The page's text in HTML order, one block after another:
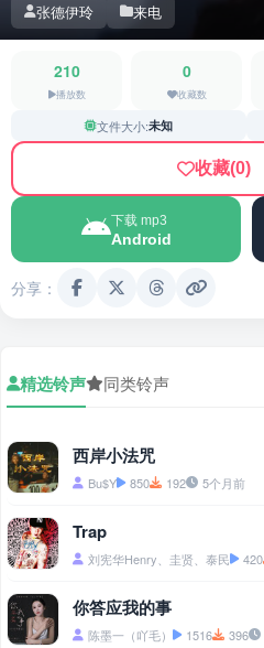
张德伊玲 来电
210
播放数
0
收藏数
文件大小:未知
收藏(0)
下载 mp3
Android
分享：
精选铃声 同类铃声
西岸小法咒
Bu$Y 850 192 5个月前
Trap
刘宪华Henry、圭贤、泰民 420
你答应我的事
陈墨一（吖毛） 1516 396